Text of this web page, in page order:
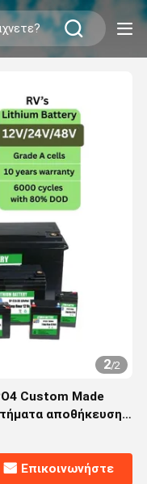
2/2
Custom Made
αποθήκευσης
Επικοινωνήστε